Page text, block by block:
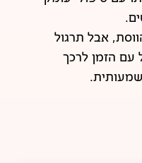
אבל תרגול
עם הזמן לרכך